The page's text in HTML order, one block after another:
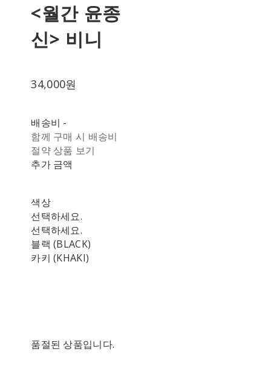
<월간 윤종
신> 비니
34,000원
배송비 -
함께 구매 시 배송비
절약 상품 보기
추가 금액
색상
선택하세요.
선택하세요.
블랙 (BLACK)
카키 (KHAKI)
품절된 상품입니다.